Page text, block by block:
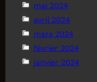
mai 2024
avril 2024
mars 2024
février 2024
janvier 2024